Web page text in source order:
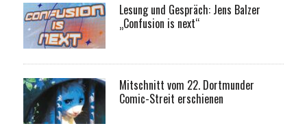
Lesung und Gespräch: Jens Balzer
„Confusion is next“
Mitschnitt vom 22. Dortmunder
Comic-Streit erschienen